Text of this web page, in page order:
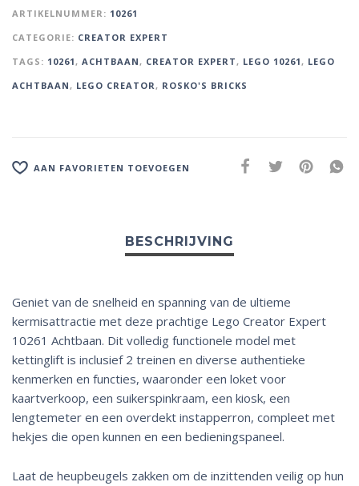
a
t
ARTIKELNUMMER: 10261
CATEGORIE: CREATOR EXPERT
TAGS: 10261, ACHTBAAN, CREATOR EXPERT, LEGO 10261, LEGO
ACHTBAAN, LEGO CREATOR, ROSKO'S BRICKS
AAN FAVORIETEN TOEVOEGEN
Geniet van de snelheid en spanning van de ultieme
kermisattractie met deze prachtige Lego Creator Expert
10261 Achtbaan. Dit volledig functionele model met
kettinglift is inclusief 2 treinen en diverse authentieke
kenmerken en functies, waaronder een loket voor
kaartverkoop, een suikerspinkraam, een kiosk, een
lengtemeter en een overdekt instapperron, compleet met
hekjes die open kunnen en een bedieningspaneel.
Laat de heupbeugels zakken om de inzittenden veilig op hun